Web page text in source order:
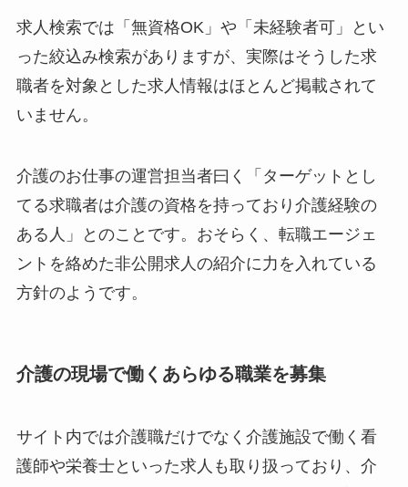
求人検索では「無資格OK」や「未経験者可」とい
った絞込み検索がありますが、実際はそうした求
職者を対象とした求人情報はほとんど掲載されて
いません。
介護のお仕事の運営担当者曰く「ターゲットとし
てる求職者は介護の資格を持っており介護経験の
ある人」とのことです。おそらく、転職エージェ
ントを絡めた非公開求人の紹介に力を入れている
方針のようです。
介護の現場で働くあらゆる職業を募集
サイト内では介護職だけでなく介護施設で働く看
護師や栄養士といった求人も取り扱っており、介